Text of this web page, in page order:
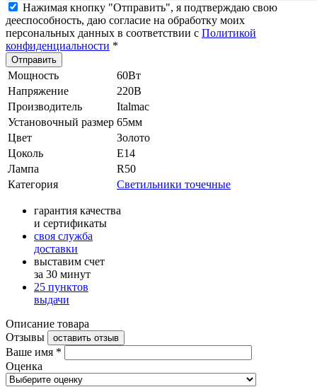
Нажимая кнопку "Отправить", я подтверждаю свою
дееспособность, даю согласие на обработку моих
персональных данных в соответствии с Политикой
конфиденциальности *
Мощность
60Вт
Напряжение
220В
Производитель
Italmac
Установочный размер 65мм
Цвет
Золото
Цоколь
E14
Лампа
R50
Категория
Светильники точечные
гарантия качества
и сертификаты
своя служба
доставки
выставим счет
за 30 минут
25 пунктов
выдачи
Описание товара
Отзывы
оставить отзыв
Ваше имя *
Оценка